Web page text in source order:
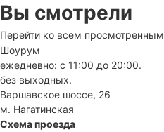
Вы смотрели
Перейти ко всем просмотренным
Шоурум
ежедневно: с 11:00 до 20:00.
без выходных.
Варшавское шоссе, 26
м. Нагатинская
Схема проезда